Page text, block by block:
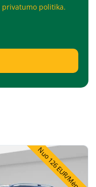
privatumo politika.
Nuo 126 EUR/Mėn.*